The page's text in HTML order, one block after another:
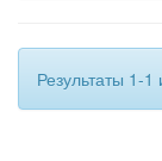
Результаты 1-1